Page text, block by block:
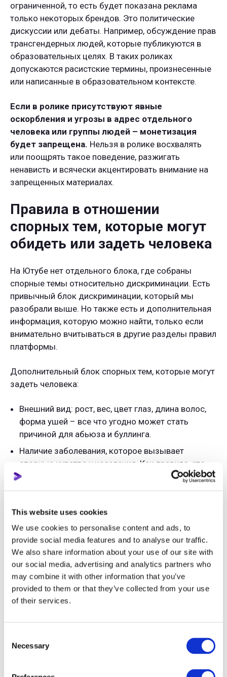
This website uses cookies
We use cookies to personalise content and ads, to
provide social media features and to analyse our traffic.
We also share information about your use of our site with
our social media, advertising and analytics partners who
may combine it with other information that you’ve
provided to them or that they’ve collected from your use
of their services.
Selection
Necessary
ограниченной, то есть будет показана реклама
только некоторых брендов. Это политические
дискуссии или дебаты. Например, обсуждение прав
трансгендерных людей, которые публикуются в
образовательных целях. В таких роликах
допускаются расистские термины, произнесенные
или написанные в образовательном контексте.
Если в ролике присутствуют явные
оскорбления и угрозы в адрес отдельного
человека или группы людей – монетизация
будет запрещена. Нельзя в ролике восхвалять
или поощрять такое поведение, разжигать
ненависть и всячески акцентировать внимание на
запрещенных материалах.
Правила в отношении
спорных тем, которые могут
обидеть или задеть человека
На Ютубе нет отдельного блока, где собраны
спорные темы относительно дискриминации. Есть
привычный блок дискриминации, который мы
разобрали выше. Но также есть и дополнительная
информация, которую можно найти, только если
внимательно вчитываться в другие разделы правил
платформы.
Дополнительный блок спорных тем, которые могут
задеть человека:
Внешний вид: рост, вес, цвет глаз, длина волос,
форма ушей – все что угодно может стать
причиной для абьюза и буллинга.
Наличие заболевания, которое вызывает
спорные чувства у населения. Как правило, это
болезни, которые долгое время были
внешние дефекты или необычные манеры
поведения.
Расстройства и заболевания пищевого
поведения. Это может быть анорексия, булимия
и другие расстройства, которые значительно
ухудшают физическое здоровье.
Сцены самоубийства или причинения вреда
статусу в обществе, наличию психологических
травм (бытовое насилие в семье, к примеру).